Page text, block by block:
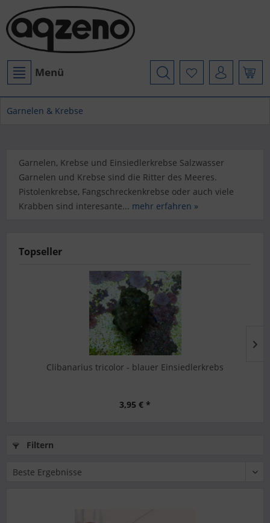
Menü
Garnelen & Krebse
Garnelen, Krebse und Einsiedlerkrebse Salzwasser
Garnelen und Krebse sind die Ritter des Meeres.
Pistolenkrebse, Fangschreckenkrebse oder auch viele
Krabben sind interesante... mehr erfahren »
Topseller
Clibanarius tricolor - blauer Einsiedlerkrebs
3,95 € *
Filtern